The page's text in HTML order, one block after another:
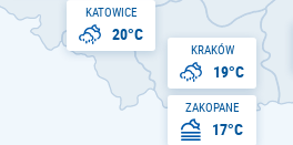
KATOWICE
20°C
KRAKÓW
19°C
ZAKOPANE
17°C